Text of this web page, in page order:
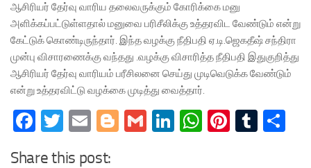
ஆசிரியர் தேர்வு வாரிய தலைவருக்கும் கோரிக்கை மனு
அளிக்கப்பட்டுள்ளதால் மனுவை பரிசீலிக்கு உத்தரவிட வேண்டும் என்று
கேட்டுக் கொண்டிருந்தார். இந்த வழக்கு நீதிபதி ஏ.டி.ஜெகதீஷ் சந்திரா
முன்பு விசாரணைக்கு வந்தது .வழக்கு விசாரித்த நீதிபதி இதுகுறித்து
ஆசிரியர் தேர்வு வாரியம் பரீசிலனை செய்து முடிவெடுக்க வேண்டும்
என்று உத்தரவிட்டு வழக்கை முடித்து வைத்தார்.
Facebook
Twitter
EmailBlogger
GmailLinkedIn
WhatsApp
Share this post: